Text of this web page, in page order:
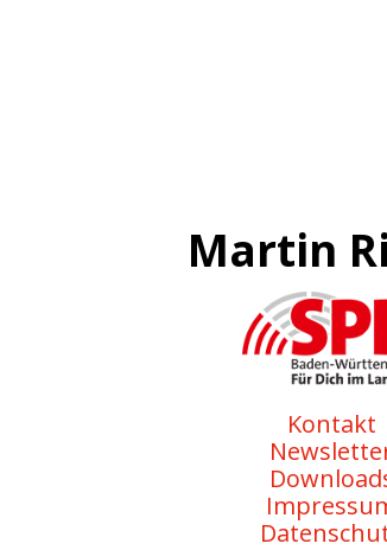
Martin
Kontakt